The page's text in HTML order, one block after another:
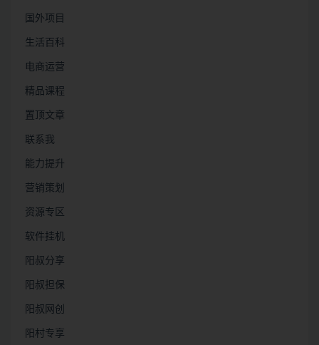
国外项目
生活百科
电商运营
精品课程
置顶文章
联系我
能力提升
营销策划
资源专区
软件挂机
阳叔分享
阳叔担保
阳叔网创
阳村专享